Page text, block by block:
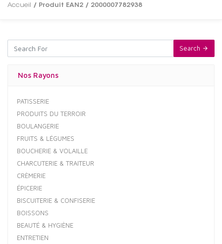
Accueil / Produit EAN2 / 2000007782938
Search
Nos Rayons
PATISSERIE
PRODUITS DU TERROIR
BOULANGERIE
FRUITS & LÉGUMES
BOUCHERIE & VOLAILLE
CHARCUTERIE & TRAITEUR
CRÈMERIE
ÉPICERIE
BISCUITERIE & CONFISERIE
BOISSONS
BEAUTÉ & HYGIÈNE
ENTRETIEN